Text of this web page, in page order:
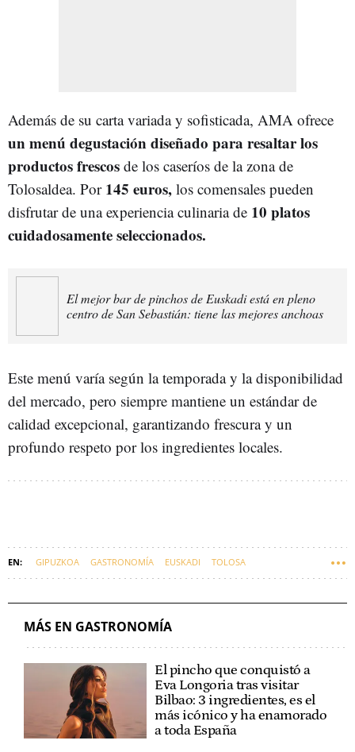
Además de su carta variada y sofisticada, AMA ofrece
un menú degustación diseñado para resaltar los
productos frescos de los caseríos de la zona de
Tolosaldea. Por 145 euros, los comensales pueden
disfrutar de una experiencia culinaria de 10 platos
cuidadosamente seleccionados.
El mejor bar de pinchos de Euskadi está en pleno
centro de San Sebastián: tiene las mejores anchoas
Este menú varía según la temporada y la disponibilidad
del mercado, pero siempre mantiene un estándar de
calidad excepcional, garantizando frescura y un
profundo respeto por los ingredientes locales.
GIPUZKOA GASTRONOMÍA EUSKADI TOLOSA
MÁS EN GASTRONOMÍA
El pincho que conquistó a
Eva Longoria tras visitar
Bilbao: 3 ingredientes, es el
más icónico y ha enamorado
a toda España